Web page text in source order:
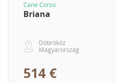
Cane Corso
Briana
Döbrököz
Magyarország
514 €